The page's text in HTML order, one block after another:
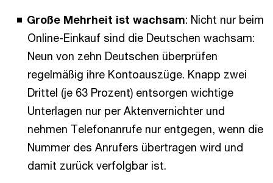
Große Mehrheit ist wachsam: Nicht nur beim
Online-Einkauf sind die Deutschen wachsam:
Neun von zehn Deutschen überprüfen
regelmäßig ihre Kontoauszüge. Knapp zwei
Drittel (je 63 Prozent) entsorgen wichtige
Unterlagen nur per Aktenvernichter und
nehmen Telefonanrufe nur entgegen, wenn die
Nummer des Anrufers übertragen wird und
damit zurück verfolgbar ist.